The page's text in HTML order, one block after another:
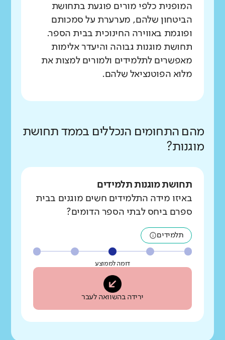
המופנית כלפי מורים פוגעת בתחושת
הביטחון שלהם, מערערת על סמכותם
ופוגמת באווירה החינוכית בבית הספר.
תחושת מוגנות גבוהה והיעדר אלימות
מאפשרים לתלמידים ולמורים למצות את
מלוא הפוטנציאל שלהם.
מהם התחומים הנכללים בממד תחושת
מוגנות?
תחושת מוגנות תלמידים
באיזו מידה התלמידים חשים מוגנים בבית
ספרם ביחס לבתי הספר הדומים?
תלמידים
דומה לממוצע
ירידה בהשוואה לעבר